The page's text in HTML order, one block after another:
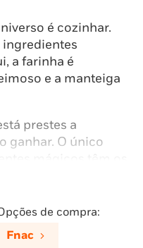
é cozinhar.
a farinha é
e a manteiga
prestes a
ganhar. O único
cupcakes
não seja um
de compra:
Fnac